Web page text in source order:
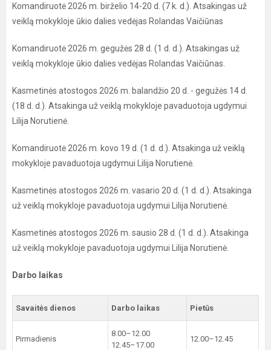
Komandiruotė 2026 m. birželio 14-20 d. (7 k. d.). Atsakingas už
veiklą mokykloje ūkio dalies vedėjas Rolandas Vaičiūnas
Komandiruotė 2026 m. gegužės 28 d. (1 d. d.). Atsakingas už
veiklą mokykloje ūkio dalies vedėjas Rolandas Vaičiūnas.
Kasmetinės atostogos 2026 m. balandžio 20 d. - gegužės 14 d.
(18 d. d.). Atsakinga už veiklą mokykloje pavaduotoja ugdymui
Lilija Norutienė.
Komandiruotė 2026 m. kovo 19 d. (1 d. d.). Atsakinga už veiklą
mokykloje pavaduotoja ugdymui Lilija Norutienė.
Kasmetinės atostogos 2026 m. vasario 20 d. (1 d. d.). Atsakinga
už veiklą mokykloje pavaduotoja ugdymui Lilija Norutienė.
Kasmetinės atostogos 2026 m. sausio 28 d. (1 d. d.). Atsakinga
už veiklą mokykloje pavaduotoja ugdymui Lilija Norutienė.
Darbo laikas
Savaitės dienos Darbo laikas Pietūs
Pirmadienis
8.00–12.00
12.45–17.00
12.00–12.45